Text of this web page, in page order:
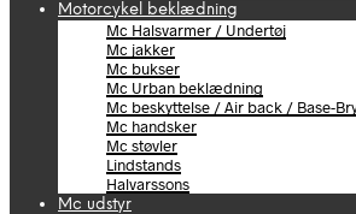
Motorcykel beklædning
Mc Halsvarmer / Undertøj
Mc jakker
Mc bukser
Mc Urban beklædning
Mc beskyttelse / Air back / Base-
Mc handsker
Mc støvler
Lindstands
Halvarssons
Mc udstyr